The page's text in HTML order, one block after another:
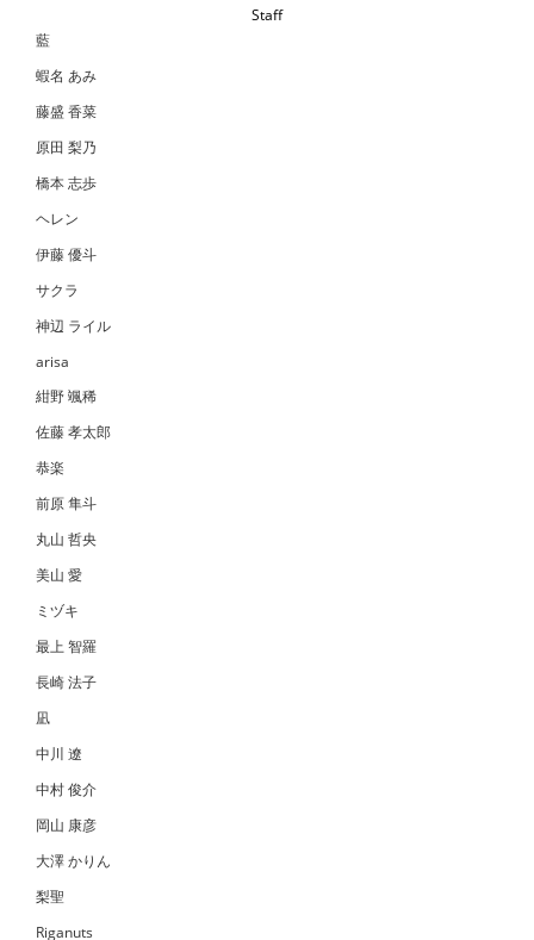
Staff
藍
蝦名 あみ
藤盛 香菜
原田 梨乃
橋本 志歩
ヘレン
伊藤 優斗
サクラ
神辺 ライル
arisa
紺野 颯稀
佐藤 孝太郎
恭楽
前原 隼斗
丸山 哲央
美山 愛
ミヅキ
最上 智羅
長崎 法子
凪
中川 遼
中村 俊介
岡山 康彦
大澤 かりん
梨聖
Riganuts